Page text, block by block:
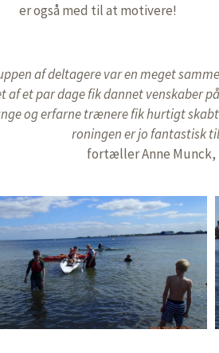
er også med til at motivere!
af deltagere var en meget
af et par dage fik dannet venskaber
og erfarne trænere fik hurtigt
roningen er jo fantastisk
fortæller Anne Munck,